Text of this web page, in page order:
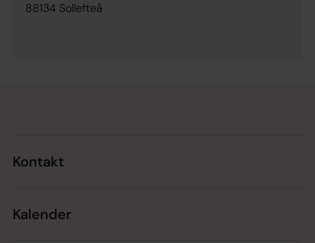
88134 Sollefteå
Kontakt
Kalender